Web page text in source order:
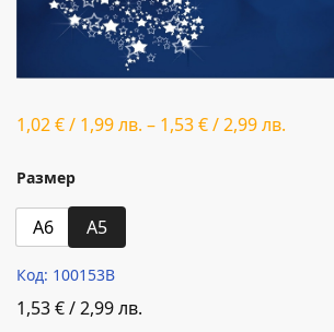
1,02€/ 1,99лв. – 1,53€/2,99лв.
Размер
A6 A5
Код: 100153B
1,53€/2,99лв.